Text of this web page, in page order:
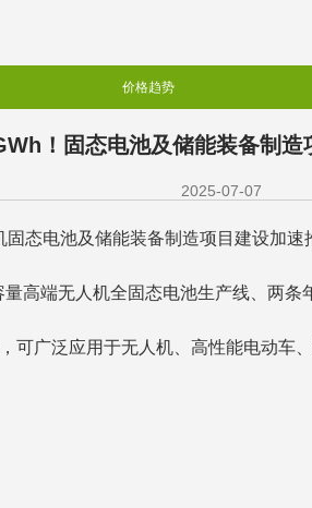
价格趋势
！固态电池及储能装备制造
2025-07-07
态电池及储能装备制造项目建设加速
高端无人机全固态电池生产线、两条
广泛应用于无人机、高性能电动车